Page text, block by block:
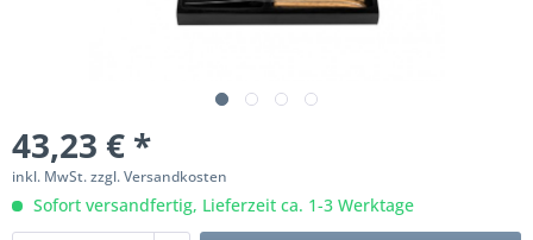
43,23 € *
inkl. MwSt.zzgl. Versandkosten
Sofort versandfertig, Lieferzeit ca. 1-3 Werktage